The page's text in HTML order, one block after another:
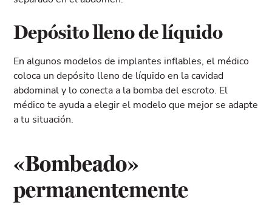
Depósito lleno de líquido
En algunos modelos de implantes inflables, el médico
coloca un depósito lleno de líquido en la cavidad
abdominal y lo conecta a la bomba del escroto. El
médico te ayuda a elegir el modelo que mejor se adapte
a tu situación.
«Bombeado»
permanentemente